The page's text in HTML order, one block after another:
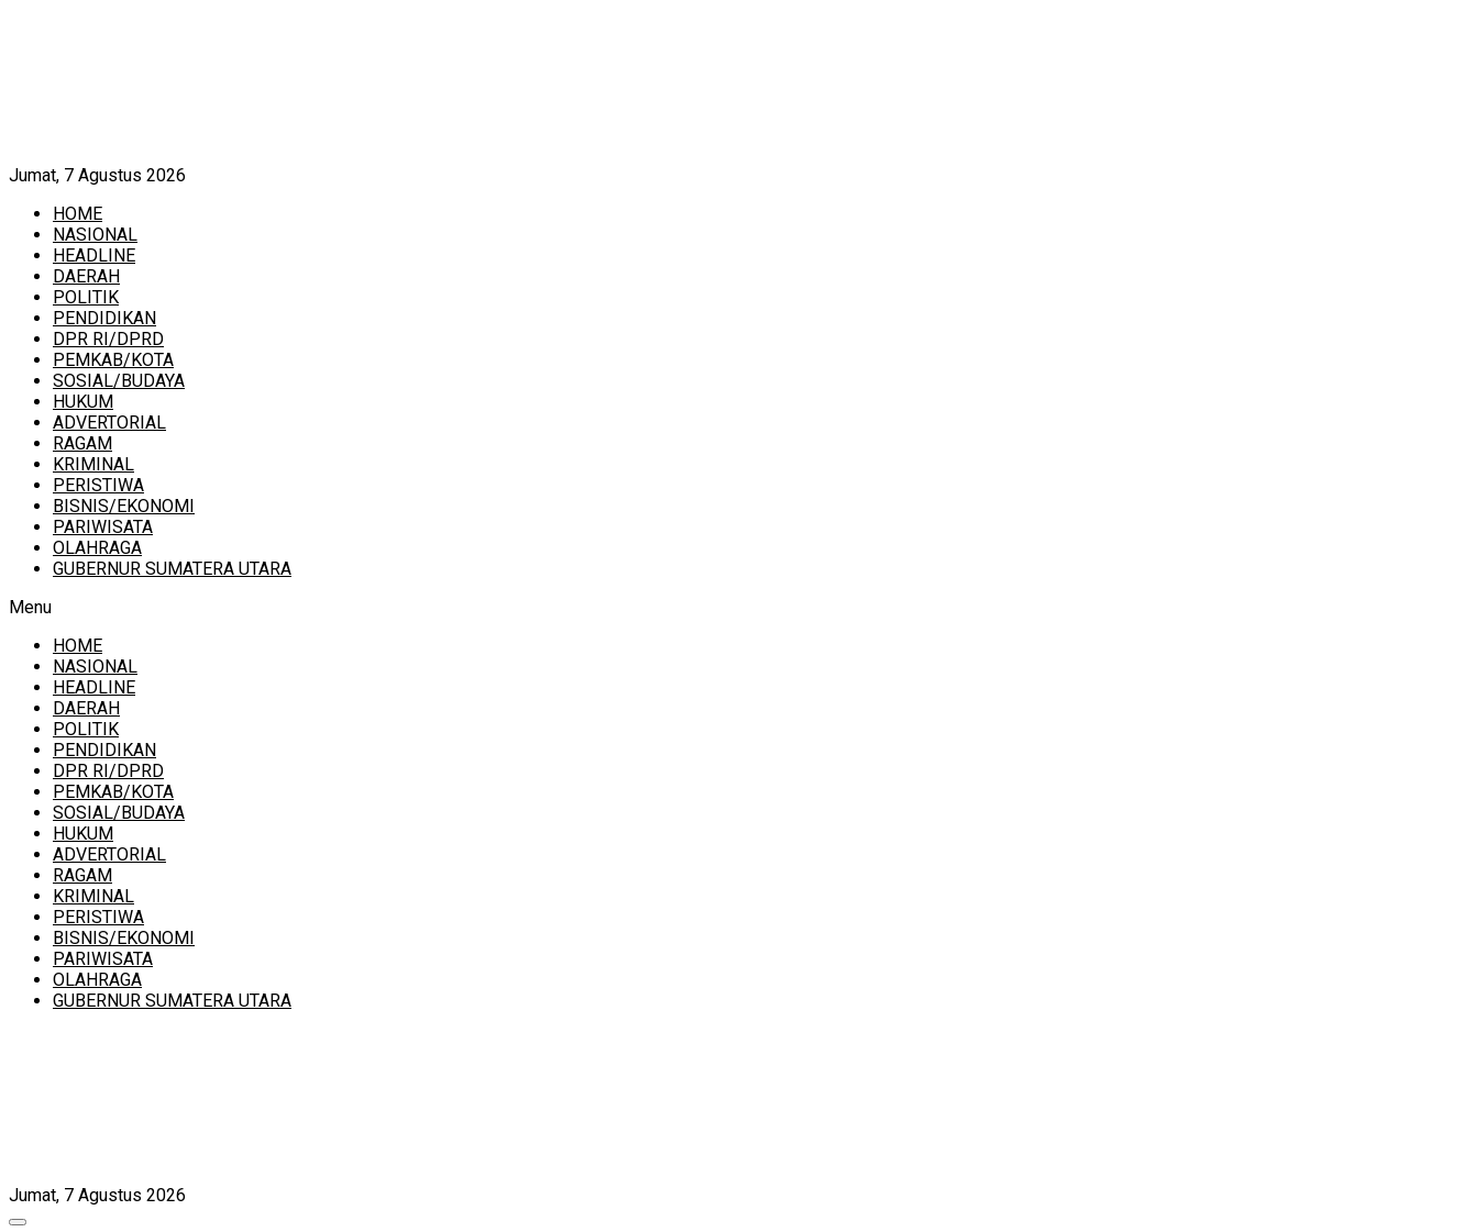
Jumat, 7 Agustus 2026
HOME
NASIONAL
HEADLINE
DAERAH
POLITIK
PENDIDIKAN
DPR RI/DPRD
PEMKAB/KOTA
SOSIAL/BUDAYA
HUKUM
ADVERTORIAL
RAGAM
KRIMINAL
PERISTIWA
BISNIS/EKONOMI
PARIWISATA
OLAHRAGA
GUBERNUR SUMATERA UTARA
Menu
HOME
NASIONAL
HEADLINE
DAERAH
POLITIK
PENDIDIKAN
DPR RI/DPRD
PEMKAB/KOTA
SOSIAL/BUDAYA
HUKUM
ADVERTORIAL
RAGAM
KRIMINAL
PERISTIWA
BISNIS/EKONOMI
PARIWISATA
OLAHRAGA
GUBERNUR SUMATERA UTARA
Jumat, 7 Agustus 2026